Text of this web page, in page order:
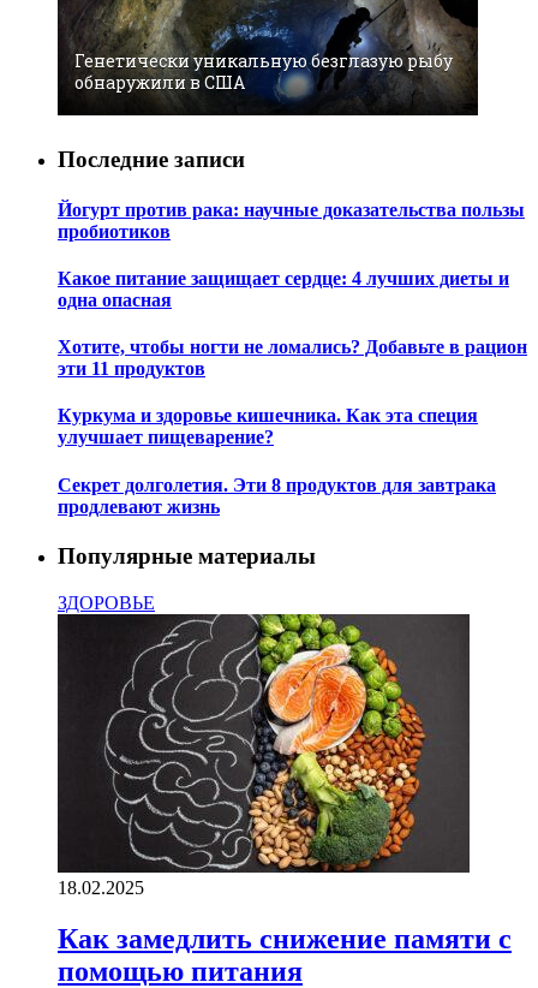
Генетически уникальную безглазую рыбу
обнаружили в США
Последние записи
Йогурт против рака: научные доказательства пользы
пробиотиков
Какое питание защищает сердце: 4 лучших диеты и
одна опасная
Хотите, чтобы ногти не ломались? Добавьте в рацион
эти 11 продуктов
Куркума и здоровье кишечника. Как эта специя
улучшает пищеварение?
Секрет долголетия. Эти 8 продуктов для завтрака
продлевают жизнь
Популярные материалы
ЗДОРОВЬЕ
18.02.2025
Как замедлить снижение памяти с
помощью питания